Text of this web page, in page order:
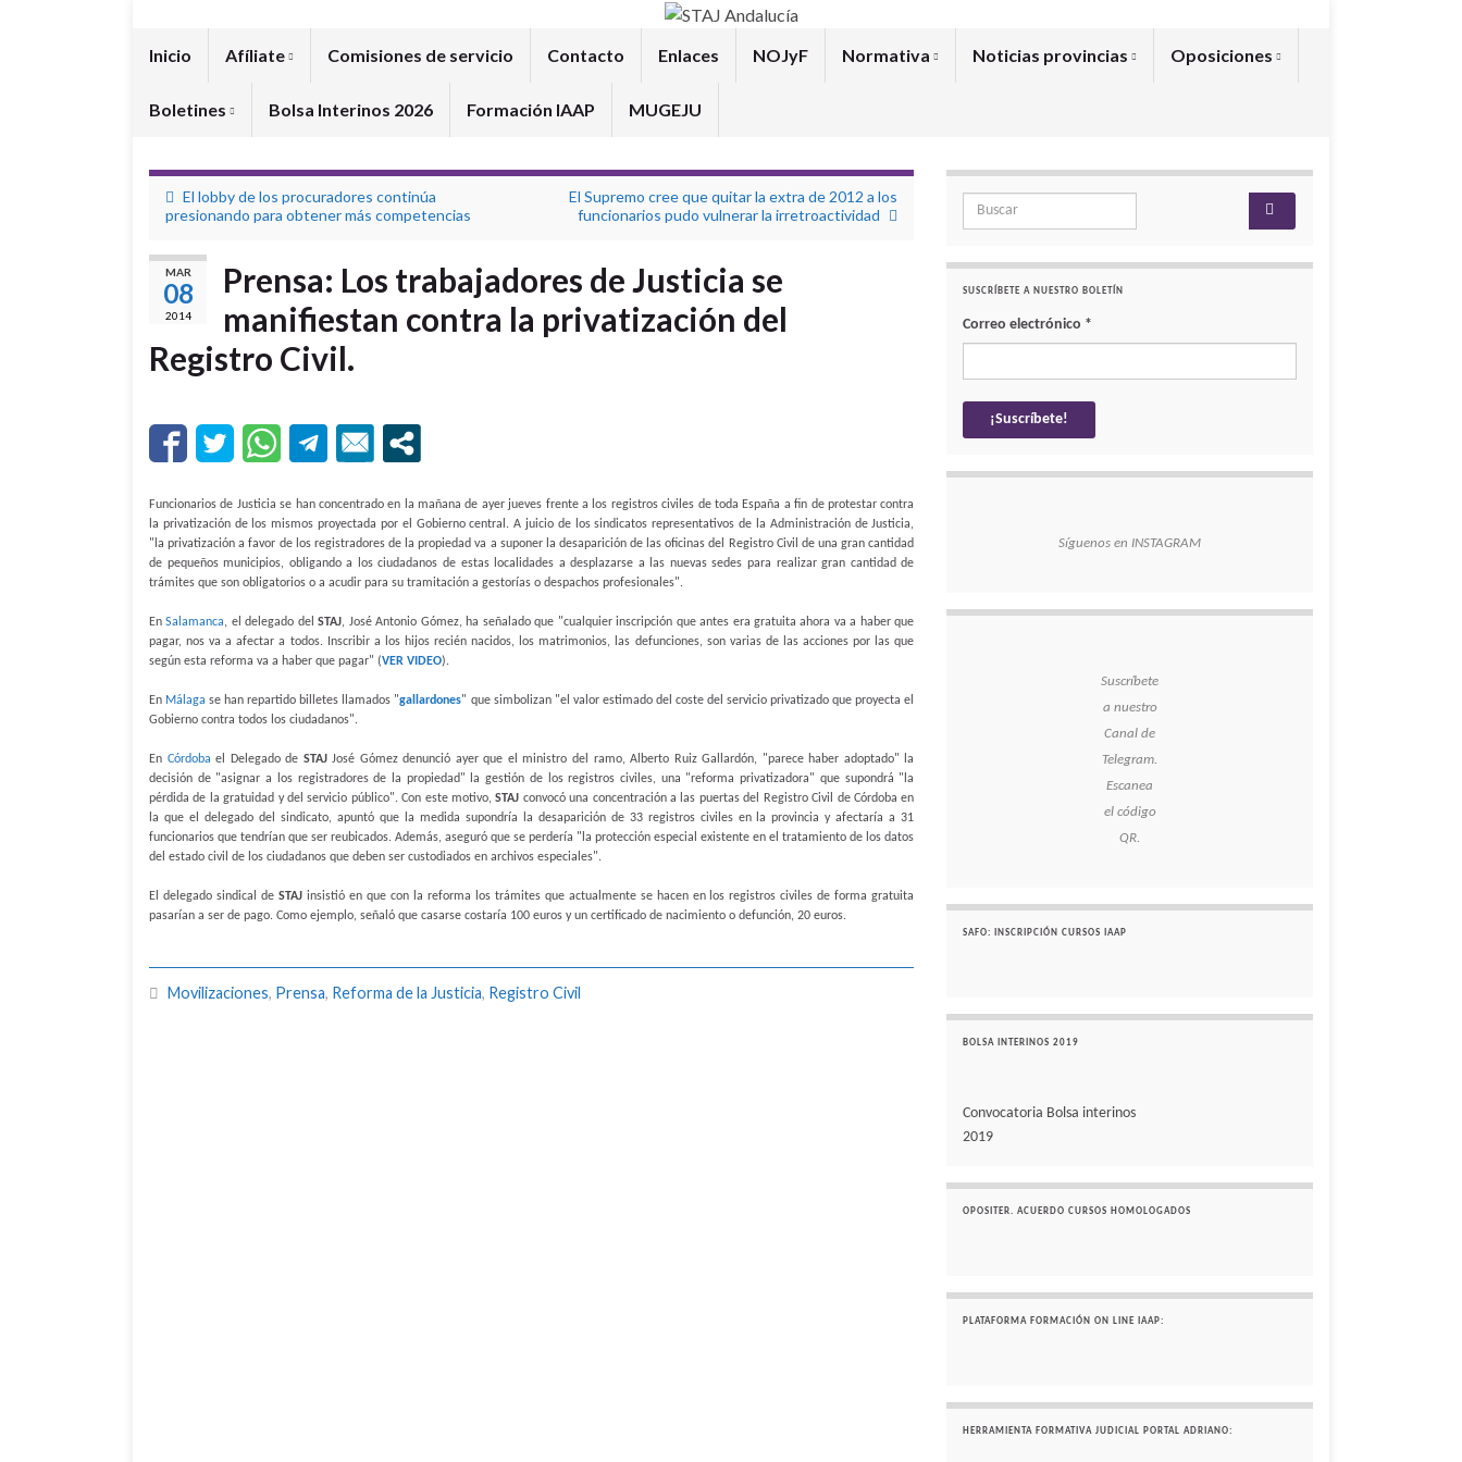
Inicio Afíliate Comisiones de servicio Contacto Enlaces NOJyF Normativa Noticias provincias Oposiciones
Boletines Bolsa Interinos 2026 Formación IAAP MUGEJU
El lobby de los procuradores continúa
presionando para obtener más competencias
El Supremo cree que quitar la extra de 2012 a los
funcionarios pudo vulnerar la irretroactividad
MAR
08
2014
Prensa: Los trabajadores de Justicia se
manifiestan contra la privatización del
Registro Civil.
Funcionarios de Justicia se han concentrado en la mañana de ayer jueves frente a los registros civiles de toda España a fin de protestar contra
la privatización de los mismos proyectada por el Gobierno central. A juicio de los sindicatos representativos de la Administración de Justicia,
"la privatización a favor de los registradores de la propiedad va a suponer la desaparición de las oficinas del Registro Civil de una gran cantidad
de pequeños municipios, obligando a los ciudadanos de estas localidades a desplazarse a las nuevas sedes para realizar gran cantidad de
trámites que son obligatorios o a acudir para su tramitación a gestorías o despachos profesionales".
EnSalamanca, el delegado delSTAJ, José Antonio Gómez, ha señalado que "cualquier inscripción que antes era gratuita ahora va a haber que
pagar, nos va a afectar a todos. Inscribir a los hijos recién nacidos, los matrimonios, las defunciones, son varias de las acciones por las que
según esta reforma va a haber que pagar" (VER VIDEO).
En Málaga se han repartido billetes llamados "gallardones" que simbolizan "el valor estimado del coste del servicio privatizado que proyecta el
Gobierno contra todos los ciudadanos".
En Córdoba el Delegado de STAJJosé Gómez denunció ayer que el ministro del ramo, Alberto Ruiz Gallardón, "parece haber adoptado" la
decisión de "asignar a los registradores de la propiedad" la gestión de los registros civiles, una "reforma privatizadora" que supondrá "la
pérdida de la gratuidad y del servicio público". Con este motivo,STAJ convocó una concentración a las puertas del Registro Civil de Córdoba en
la que el delegado del sindicato, apuntó que la medida supondría la desaparición de 33 registros civiles en la provincia y afectaría a 31
funcionarios que tendrían que ser reubicados. Además, aseguró que se perdería "la protección especial existente en el tratamiento de los datos
del estado civil de los ciudadanos que deben ser custodiados en archivos especiales".
El delegado sindical de STAJinsistió en que con la reforma los trámites que actualmente se hacen en los registros civiles de forma gratuita
pasarían a ser de pago. Como ejemplo, señaló que casarse costaría 100 euros y un certificado de nacimiento o defunción, 20 euros.
Movilizaciones, Prensa, Reforma de la Justicia, Registro Civil
Search for:
SUSCRÍBETE A NUESTRO BOLETÍN
Correo electrónico *
Síguenos en INSTAGRAM
Suscríbete
a nuestro
Canal de
Telegram.
Escanea
el código
QR.
SAFO: INSCRIPCIÓN CURSOS IAAP
BOLSA INTERINOS 2019
Convocatoria Bolsa interinos
2019
OPOSITER. ACUERDO CURSOS HOMOLOGADOS
PLATAFORMA FORMACIÓN ON LINE IAAP:
HERRAMIENTA FORMATIVA JUDICIAL PORTAL ADRIANO: